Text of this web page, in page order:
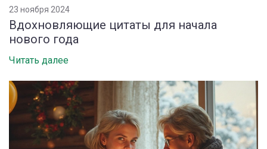
23 ноября 2024
Вдохновляющие цитаты для начала
нового года
Читать далее